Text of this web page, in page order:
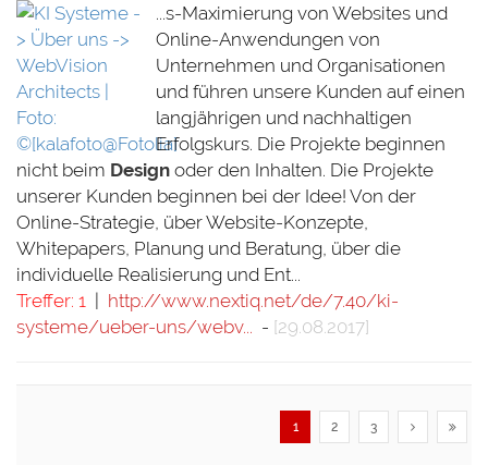
...s-Maximierung von Websites und
Online-Anwendungen von
Unternehmen und Organisationen
und führen unsere Kunden auf einen
langjährigen und nachhaltigen
Erfolgskurs. Die Projekte beginnen
nicht beim Design oder den Inhalten. Die Projekte
unserer Kunden beginnen bei der Idee! Von der
Online-Strategie, über Website-Konzepte,
Whitepapers, Planung und Beratung, über die
individuelle Realisierung und Ent...
Treffer: 1
http://www.nextiq.net/de/7.40/ki-
systeme/ueber-uns/webv... - [29.08.2017]
1 2 3